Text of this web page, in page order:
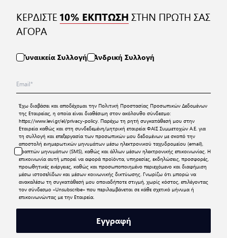
ΚΕΡΔΙΣΤΕ10% ΕΚΠΤΩΣΗ ΣΤΗΝ ΠΡΩΤΗ ΣΑΣ
ΑΓΟΡΑ
Γυναικεία Συλλογή Ανδρική Συλλογή
Έχω διαβάσει και αποδέχομαι την Πολιτική Προστασίας Προσωπικών Δεδομένων
της Εταιρείας, η οποία είναι διαθέσιμη στον ακόλουθο σύνδεσμο:
https://www.levi.gr/el/privacy-policy. Παρέχω τη ρητή συγκατάθεσή μου στην
Εταιρεία καθώς και στη συνδεδεμένη/μητρική εταιρεία ΦΑΙΣ Συμμετοχών Α.Ε. για
τη συλλογή και επεξεργασία των προσωπικών μου δεδομένων με σκοπό την
αποστολή ενημερωτικών μηνυμάτων μέσω ηλεκτρονικού ταχυδρομείου (email),
γραπτών μηνυμάτων (SMS), καθώς και άλλων μέσων ηλεκτρονικής επικοινωνίας. Η
επικοινωνία αυτή μπορεί να αφορά προϊόντα, υπηρεσίες, εκδηλώσεις, προσφορές,
προωθητικές ενέργειες, καθώς και προσωποποιημένο περιεχόμενο και διαφήμιση
μέσω ιστοσελίδων και μέσων κοινωνικής δικτύωσης. Γνωρίζω ότι μπορώ να
ανακαλέσω τη συγκατάθεσή μου οποιαδήποτε στιγμή, χωρίς κόστος, επιλέγοντας
τον σύνδεσμο «Unsubscribe» που περιλαμβάνεται σε κάθε σχετικό μήνυμα ή
επικοινωνώντας με την Εταιρεία.
Εγγραφή